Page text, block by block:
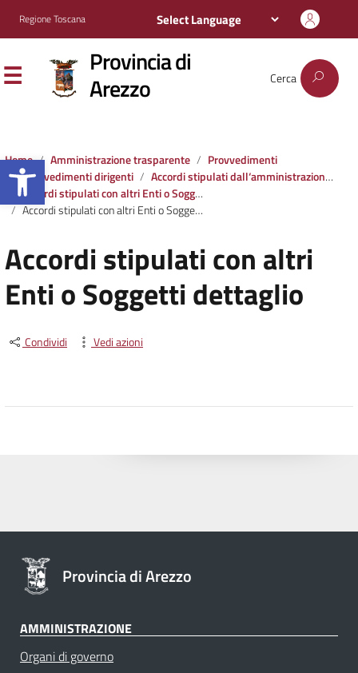
Apri la barra degli strumenti
Regione Toscana
Provincia di
Arezzo Cerca
Home Amministrazione trasparente
Provvedimenti
Provvedimenti dirigenti
Accordi stipulati dall‘amministrazione con soggetti privati o con altre amministrazioni pubbliche
Accordi stipulati con altri Enti o Soggetti
Accordi stipulati con altri Enti o Soggetti dettaglio
Accordi stipulati con altri
Enti o Soggetti dettaglio
Condividi Vedi azioni
Provincia di Arezzo
AMMINISTRAZIONE
Organi di governo